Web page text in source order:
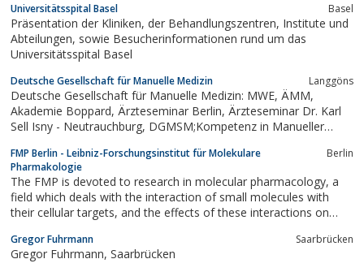
Diagnostik, Therapie und Betreuung von Krebs-Patienten
gewährleistet.
Universitätsspital Basel Basel
Präsentation der Kliniken, der Behandlungszentren, Institute und
Abteilungen, sowie Besucherinformationen rund um das
Universitätsspital Basel
Deutsche Gesellschaft für Manuelle Medizin Langgöns
Deutsche Gesellschaft für Manuelle Medizin: MWE, ÄMM,
Akademie Boppard, Ärzteseminar Berlin, Ärzteseminar Dr. Karl
Sell Isny - Neutrauchburg, DGMSM;Kompetenz in Manueller
Osteopathie, Schulung Ärzte, Schulung Physiotherapeuten,
Weiterbildung Ärzte,...
FMP Berlin - Leibniz-Forschungsinstitut für Molekulare
Pharmakologie
Berlin
The FMP is devoted to research in molecular pharmacology, a
field which deals with the interaction of small molecules with
their cellular targets, and the effects of these interactions on
Cell Biology section studies cell biology, physiology and
pathology.Our Chemical...
Gregor Fuhrmann Saarbrücken
Gregor Fuhrmann, Saarbrücken